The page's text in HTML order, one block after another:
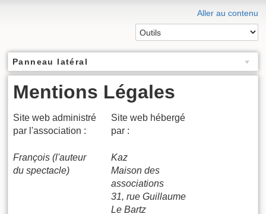
Aller au contenu
Panneau latéral
Mentions Légales
Site web administré
par l'association :
François (l'auteur
du spectacle)
Site web hébergé
par :
Kaz
Maison des
associations
31, rue Guillaume
Le Bartz